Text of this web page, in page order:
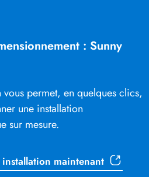
: Sunny
vous permet, en quelques clics,
une installation
sur mesure.
maintenant